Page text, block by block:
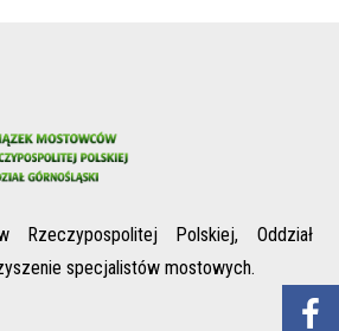
Rzeczypospolitej Polskiej, Oddział
specjalistów mostowych.